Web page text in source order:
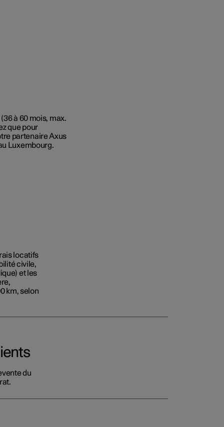
à 60 mois, max.
que pour
partenaire Axus
Luxembourg.
locatifs
civile,
et les
km, selon
du